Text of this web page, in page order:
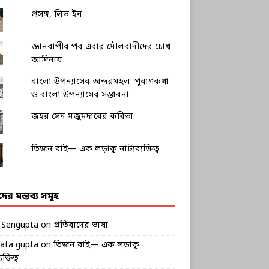
প্রসঙ্গ, লিভ-ইন
জ্ঞানবাপীর পর এবার মৌলবাদীদের চোখ
আদিনায়
বাংলা উপন্যাসের অন্দরমহল: পুরাণকথা
ও বাংলা উপন্যাসের সম্ভাবনা
জহর সেন মজুমদারের কবিতা
তিজন বাই— এক লড়াকু নাট্যব্যক্তিত্ব
মন্তব্য সমূহ
on প্রতিবাদের ভাষা
gupta on তিজন বাই— এক লড়াকু